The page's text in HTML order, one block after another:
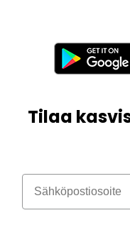
Tilaa